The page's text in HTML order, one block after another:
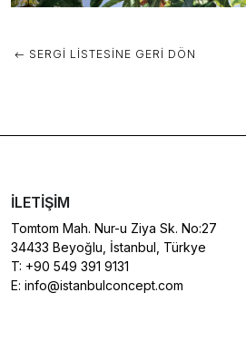
SERGI LISTESINE GERI DÖN
İLETIŞIM
Tomtom Mah. Nur-u Ziya Sk. No:27
34433 Beyoğlu, İstanbul, Türkye
T: +90 549 391 9131
E: info@istanbulconcept.com